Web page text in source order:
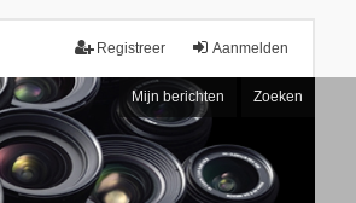
Aanmelden
Registreer
Mijn berichten Zoeken